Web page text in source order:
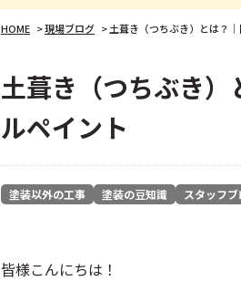
HOME >現場ブログ >土葺き（つちぶき）とは？
土葺き（つちぶき
ルペイント
塗装以外の工事 塗装の豆知識 スタッフ
皆様こんにちは！